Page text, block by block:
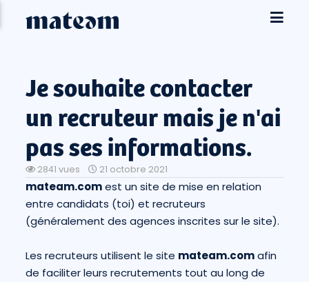
Je souhaite contacter
un recruteur mais je n'ai
pas ses informations.
2841 vues 21 octobre 2021
mateam.comest un site de mise en relation
entre candidats (toi) et recruteurs
(généralement des agences inscrites sur le site).
Les recruteurs utilisent le site mateam.comafin
de faciliter leurs recrutements tout au long de